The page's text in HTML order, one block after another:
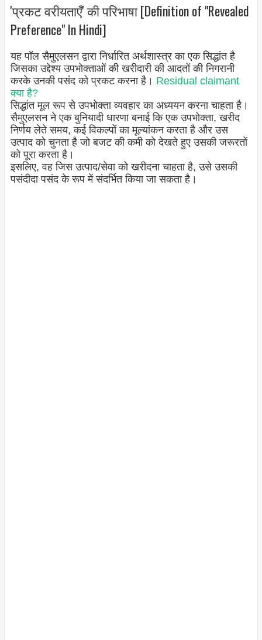
'प्रकट वरीयताएँ' की परिभाषा [Definition of "Revealed
Preference" In Hindi]
यह पॉल सैमुएलसन द्वारा निर्धारित अर्थशास्त्र का एक सिद्धांत है
जिसका उद्देश्य उपभोक्ताओं की खरीदारी की आदतों की निगरानी
करके उनकी पसंद को प्रकट करना है। Residual claimant
क्या है?
सिद्धांत मूल रूप से उपभोक्ता व्यवहार का अध्ययन करना चाहता है।
सैमुएलसन ने एक बुनियादी धारणा बनाई कि एक उपभोक्ता, खरीद
निर्णय लेते समय, कई विकल्पों का मूल्यांकन करता है और उस
उत्पाद को चुनता है जो बजट की कमी को देखते हुए उसकी जरूरतों
को पूरा करता है।
इसलिए, वह जिस उत्पाद/सेवा को खरीदना चाहता है, उसे उसकी
पसंदीदा पसंद के रूप में संदर्भित किया जा सकता है।